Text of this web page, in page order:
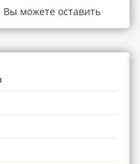
можете оставить